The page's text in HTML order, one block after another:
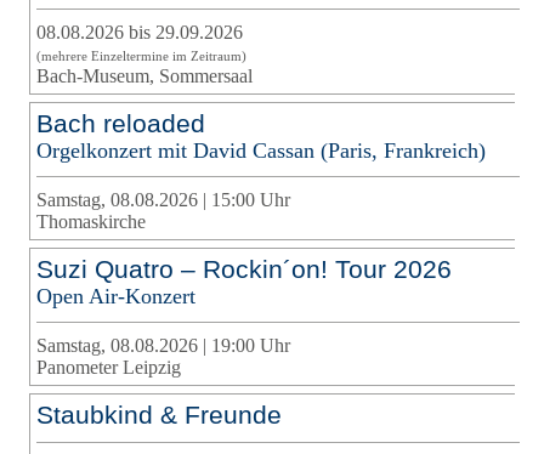
08.08.2026 bis 29.09.2026
(mehrere Einzeltermine im Zeitraum)
Bach-Museum, Sommersaal
Bach reloaded
Orgelkonzert mit David Cassan (Paris, Frankreich)
Samstag, 08.08.2026 | 15:00 Uhr
Thomaskirche
Suzi Quatro – Rockin´on! Tour 2026
Open Air-Konzert
Samstag, 08.08.2026 | 19:00 Uhr
Panometer Leipzig
Staubkind & Freunde